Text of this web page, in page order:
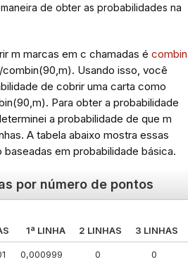
de obter as probabilidades na
m marcas em c chamadas é combin
Usando isso, você
de cobrir uma carta como
Para obter a probabilidade
a probabilidade de que m
A tabela abaixo mostra essas
em probabilidade básica.
por número de pontos
1ª LINHA 2 LINHAS 3 LINHAS
0,000999 0 0